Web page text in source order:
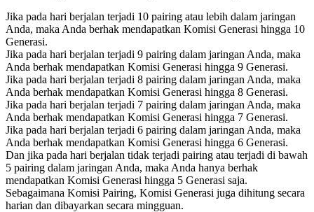
Jika pada hari berjalan terjadi 10 pairing atau lebih dalam jaringan
Anda, maka Anda berhak mendapatkan Komisi Generasi hingga 10
Generasi.
Jika pada hari berjalan terjadi 9 pairing dalam jaringan Anda, maka
Anda berhak mendapatkan Komisi Generasi hingga 9 Generasi.
Jika pada hari berjalan terjadi 8 pairing dalam jaringan Anda, maka
Anda berhak mendapatkan Komisi Generasi hingga 8 Generasi.
Jika pada hari berjalan terjadi 7 pairing dalam jaringan Anda, maka
Anda berhak mendapatkan Komisi Generasi hingga 7 Generasi.
Jika pada hari berjalan terjadi 6 pairing dalam jaringan Anda, maka
Anda berhak mendapatkan Komisi Generasi hingga 6 Generasi.
Dan jika pada hari berjalan tidak terjadi pairing atau terjadi di bawah
5 pairing dalam jaringan Anda, maka Anda hanya berhak
mendapatkan Komisi Generasi hingga 5 Generasi saja.
Sebagaimana Komisi Pairing, Komisi Generasi juga dihitung secara
harian dan dibayarkan secara mingguan.